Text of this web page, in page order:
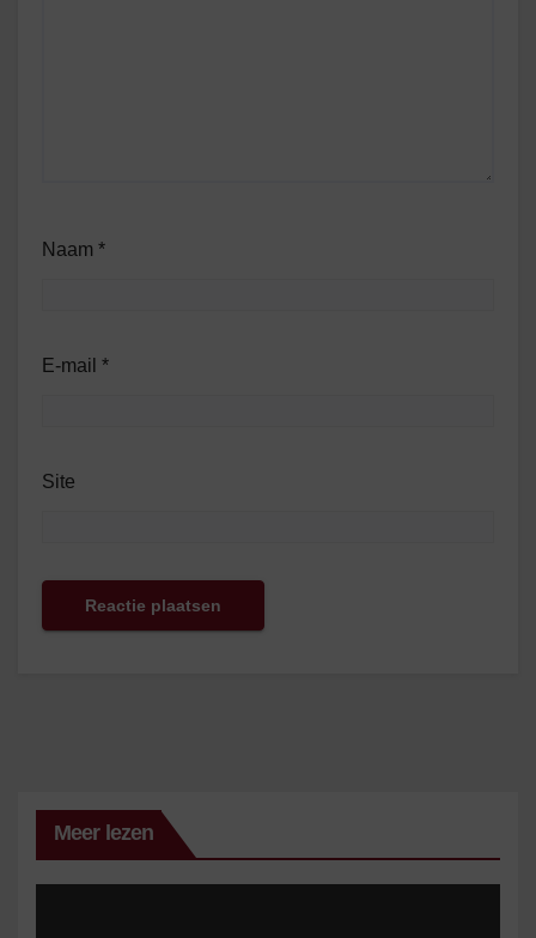
Naam *
E-mail *
Site
Meer lezen